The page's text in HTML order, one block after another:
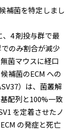
補菌を特定しまし
4 剤投与群で最
のみ割合が減少
菌マウスに経⼝
補菌のECM への
）は、菌叢解
配列と100%⼀致
を定着させたノ
の発症と死亡